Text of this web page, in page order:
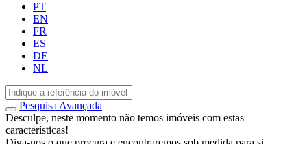
PT
EN
FR
ES
DE
NL
Pesquisa Avançada
Desculpe, neste momento não temos imóveis com estas
características!